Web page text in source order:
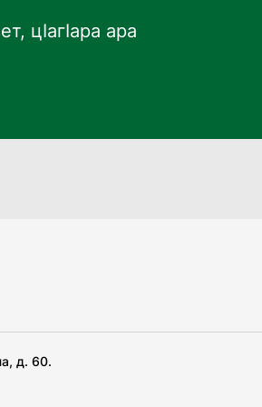
цӀагӀара ара
д. 60.